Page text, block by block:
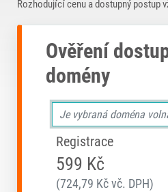
Rozhodující cenu a dostupný postup
Ověření
domény
Registrace
599 Kč
(724,79 Kč vč. DPH)